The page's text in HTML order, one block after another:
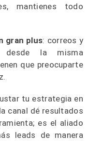
mantienes todo
gran plus: correos y
desde la misma
que preocuparte
tu estrategia en
canal dé resultados
es el aliado
leads de manera